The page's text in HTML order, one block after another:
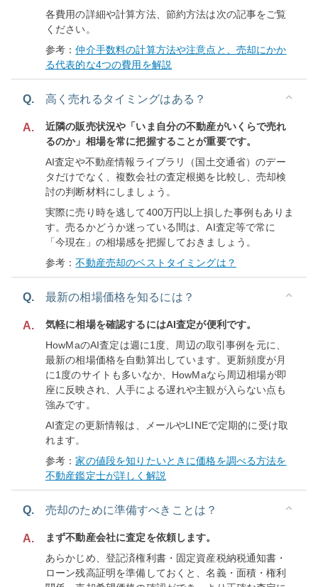
各費用の詳細や計算方法、節約方法は次の記事をご覧
ください。
参考：仲介手数料の計算方法や注意点と、売却にかか
る代表的な4つの費用を解説
Q. 高く売れるタイミングはある？
A.
近隣の販売状況や「いま自分の不動産がいくらで売れ
るのか」相場を常に把握することが重要です。
AI査定や不動産情報ライブラリ（国土交通省）のデー
タだけでなく、複数会社の査定根拠を比較し、売却検
討の判断材料にしましょう。
実際に売り時を逃して400万円以上損した事例もありま
す。売るかどうか迷っている間は、AI査定等で常に
「今現在」の相場感を把握しておきましょう。
参考：不動産売却のベストタイミングは？
Q. 最新の相場価格を知るには？
A.
気軽に相場を確認するにはAI査定が便利です。
HowMaのAI査定は週に1度、周辺の取引事例を元に、
最新の相場価格を自動算出しています。更新頻度が月
に1度のサイトも多いなか、HowMaなら周辺相場が即
座に反映され、人手による遅れや主観が入らない点も
強みです。
AI査定の更新情報は、メールやLINEで定期的に受け取
れます。
参考：家の値段を知りたいときに価格を調べる方法を
不動産鑑定士が詳しく解説
Q. 売却のために準備すべきことは？
A.
まず不動産会社に査定を依頼します。
あらかじめ、登記済権利書・固定資産税納税通知書・
ローン残高証明を準備しておくと、名義・面積・権利